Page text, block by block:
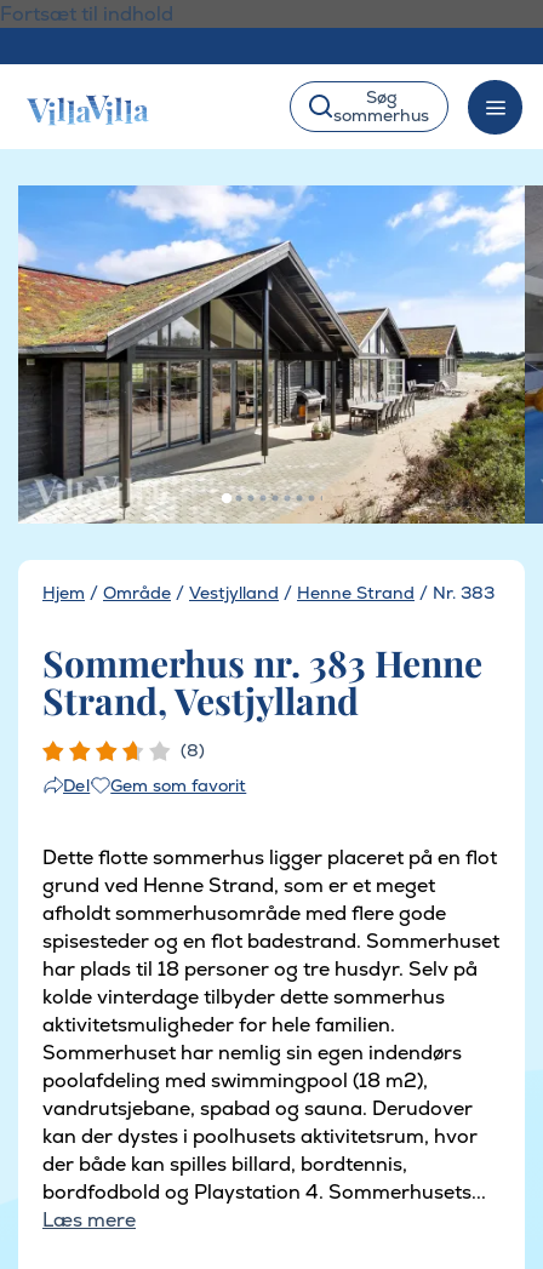
Fortsæt til indhold
Søg
sommerhus
Hjem / Område / Vestjylland / Henne Strand / Nr. 383
Sommerhus nr. 383 Henne
Strand, Vestjylland
(8)
Del
Gem som favorit
Dette flotte sommerhus ligger placeret på en flot
grund ved Henne Strand, som er et meget
afholdt sommerhusområde med flere gode
spisesteder og en flot badestrand. Sommerhuset
har plads til 18 personer og tre husdyr. Selv på
kolde vinterdage tilbyder dette sommerhus
aktivitetsmuligheder for hele familien.
Sommerhuset har nemlig sin egen indendørs
poolafdeling med swimmingpool (18 m2),
vandrutsjebane, spabad og sauna. Derudover
kan der dystes i poolhusets aktivitetsrum, hvor
der både kan spilles billard, bordtennis,
bordfodbold og Playstation 4. Sommerhusets...
Læs mere